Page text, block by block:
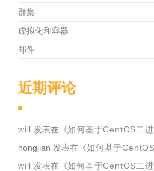
群集
虚拟化和容器
邮件
近期评论
will 发表在《如何基于CentOS二
hongjian 发表在《如何基于
will 发表在《如何基于CentOS二